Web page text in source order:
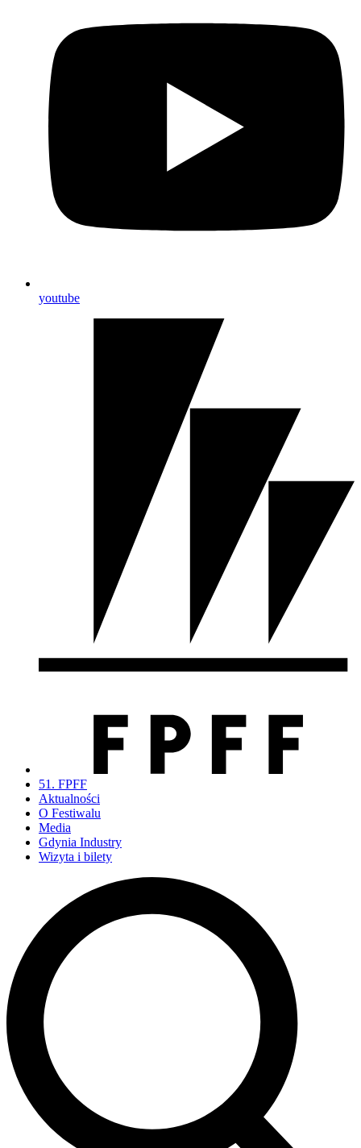
youtube
51. FPFF
Aktualności
O Festiwalu
Media
Gdynia Industry
Wizyta i bilety